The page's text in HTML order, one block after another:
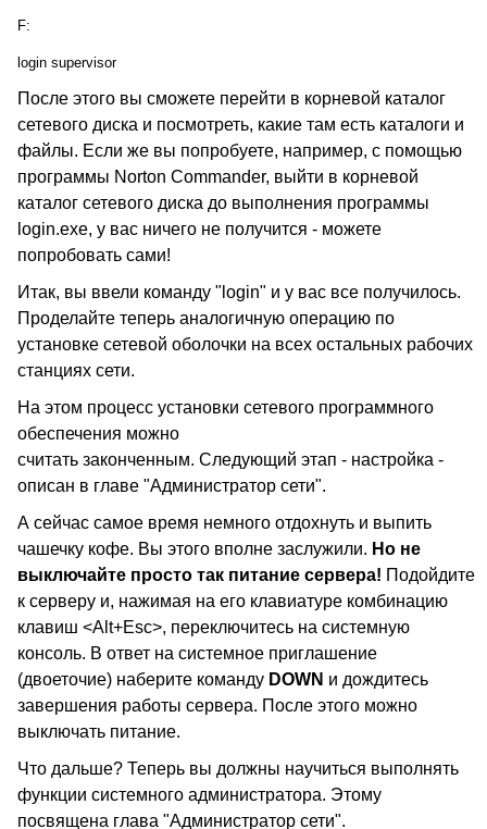
F:
login supervisor
После этого вы сможете перейти в корневой каталог
сетевого диска и посмотреть, какие там есть каталоги и
файлы. Если же вы попробуете, например, с помощью
программы Norton Commander, выйти в корневой
каталог сетевого диска до выполнения программы
login.exe, у вас ничего не получится - можете
попробовать сами!
Итак, вы ввели команду "login" и у вас все получилось.
Проделайте теперь аналогичную операцию по
установке сетевой оболочки на всех остальных рабочих
станциях сети.
На этом процесс установки сетевого программного
обеспечения можно
считать законченным. Следующий этап - настройка -
описан в главе "Администратор сети".
А сейчас самое время немного отдохнуть и выпить
чашечку кофе. Вы этого вполне заслужили. Но не
выключайте просто так питание сервера! Подойдите
к серверу и, нажимая на его клавиатуре комбинацию
клавиш <Alt+Esc>, переключитесь на системную
консоль. В ответ на системное приглашение
(двоеточие) наберите команду DOWN и дождитесь
завершения работы сервера. После этого можно
выключать питание.
Что дальше? Теперь вы должны научиться выполнять
функции системного администратора. Этому
посвящена глава "Администратор сети".